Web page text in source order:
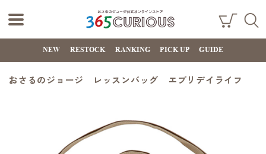
おさるのジョー
ジ公式オンライ
ンストア
ング
カー
ト
NEW RESTOCK RANKING PICK UP GUIDE
おさるのジョージ レッスンバッグ エブリデイライフ